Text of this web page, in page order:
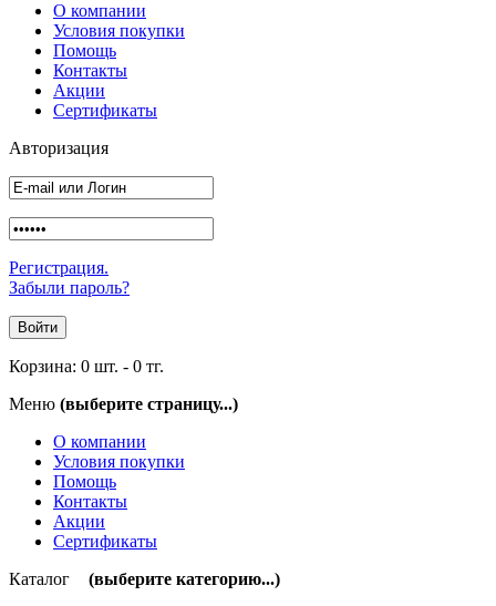
О компании
Условия покупки
Помощь
Контакты
Акции
Сертификаты
Авторизация
Регистрация.
Забыли пароль?
Корзина: 0 шт. - 0 тг.
Меню (выберите страницу...)
О компании
Условия покупки
Помощь
Контакты
Акции
Сертификаты
Каталог
(выберите категорию...)